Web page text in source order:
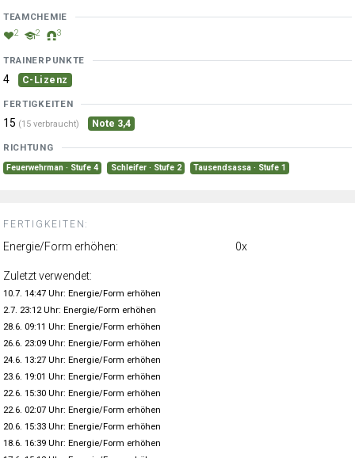
TEAMCHEMIE
2 2 3
TRAINERPUNKTE
4 C-Lizenz
FERTIGKEITEN
15 (15 verbraucht) Note 3,4
RICHTUNG
Feuerwehrman · Stufe 4 Schleifer · Stufe 2 Tausendsassa · Stufe 1
FERTIGKEITEN:
Energie/Form erhöhen: 0x
Zuletzt verwendet:
10.7. 14:47 Uhr: Energie/Form erhöhen
2.7. 23:12 Uhr: Energie/Form erhöhen
28.6. 09:11 Uhr: Energie/Form erhöhen
26.6. 23:09 Uhr: Energie/Form erhöhen
24.6. 13:27 Uhr: Energie/Form erhöhen
23.6. 19:01 Uhr: Energie/Form erhöhen
22.6. 15:30 Uhr: Energie/Form erhöhen
22.6. 02:07 Uhr: Energie/Form erhöhen
20.6. 15:33 Uhr: Energie/Form erhöhen
18.6. 16:39 Uhr: Energie/Form erhöhen